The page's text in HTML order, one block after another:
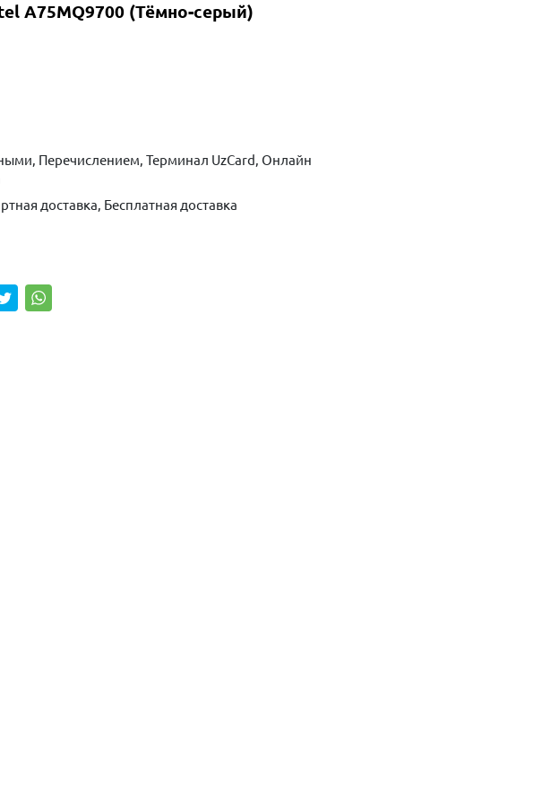
A75MQ9700 (Тёмно-серый)
Перечислением, Терминал UzCard, Онлайн
доставка, Бесплатная доставка